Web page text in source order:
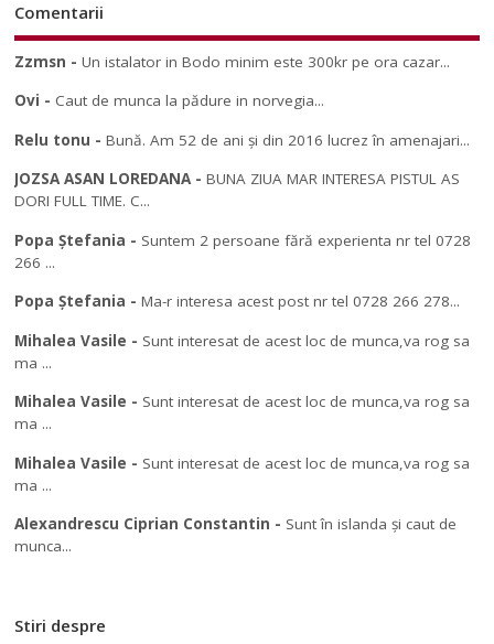
Comentarii
Zzmsn -Un istalator in Bodo minim este 300kr pe ora cazar...
Ovi - Caut de munca la pădure in norvegia...
Relu tonu -Bună. Am 52 de ani și din 2016 lucrez în amenajari...
JOZSA ASAN LOREDANA-BUNA ZIUA MAR INTERESA PISTUL AS
DORI FULL TIME. C...
Popa Ștefania - Suntem 2 persoane fără experienta nr tel 0728
266 ...
Popa Ștefania -Ma-r interesa acest post nr tel 0728 266 278...
Mihalea Vasile - Sunt interesat de acest loc de munca,va rog sa
ma ...
Mihalea Vasile - Sunt interesat de acest loc de munca,va rog sa
ma ...
Mihalea Vasile - Sunt interesat de acest loc de munca,va rog sa
ma ...
Alexandrescu Ciprian Constantin - Sunt în islanda și caut de
munca...
Stiri despre